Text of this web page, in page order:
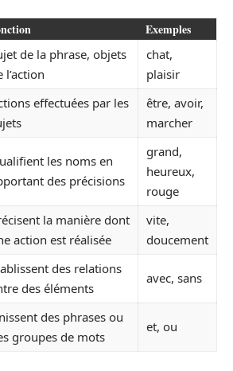
Exemples
de la phrase, objets
l’action
chat,
plaisir
effectuées par les
être, avoir,
marcher
les noms en
des précisions
grand,
heureux,
rouge
la manière dont
action est réalisée
vite,
doucement
des relations
des éléments
avec, sans
des phrases ou
groupes de mots
et, ou